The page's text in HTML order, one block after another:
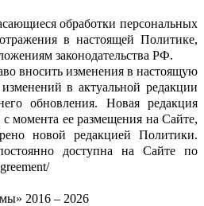
обработки персональных
в настоящей Политике,
законодательства РФ.
вносить изменения в настоящую
в актуальной редакции
обновления. Новая редакция
момента ее размещения на Сайте,
новой редакцией Политики.
доступна на Сайте по
2016­­­ – 2026